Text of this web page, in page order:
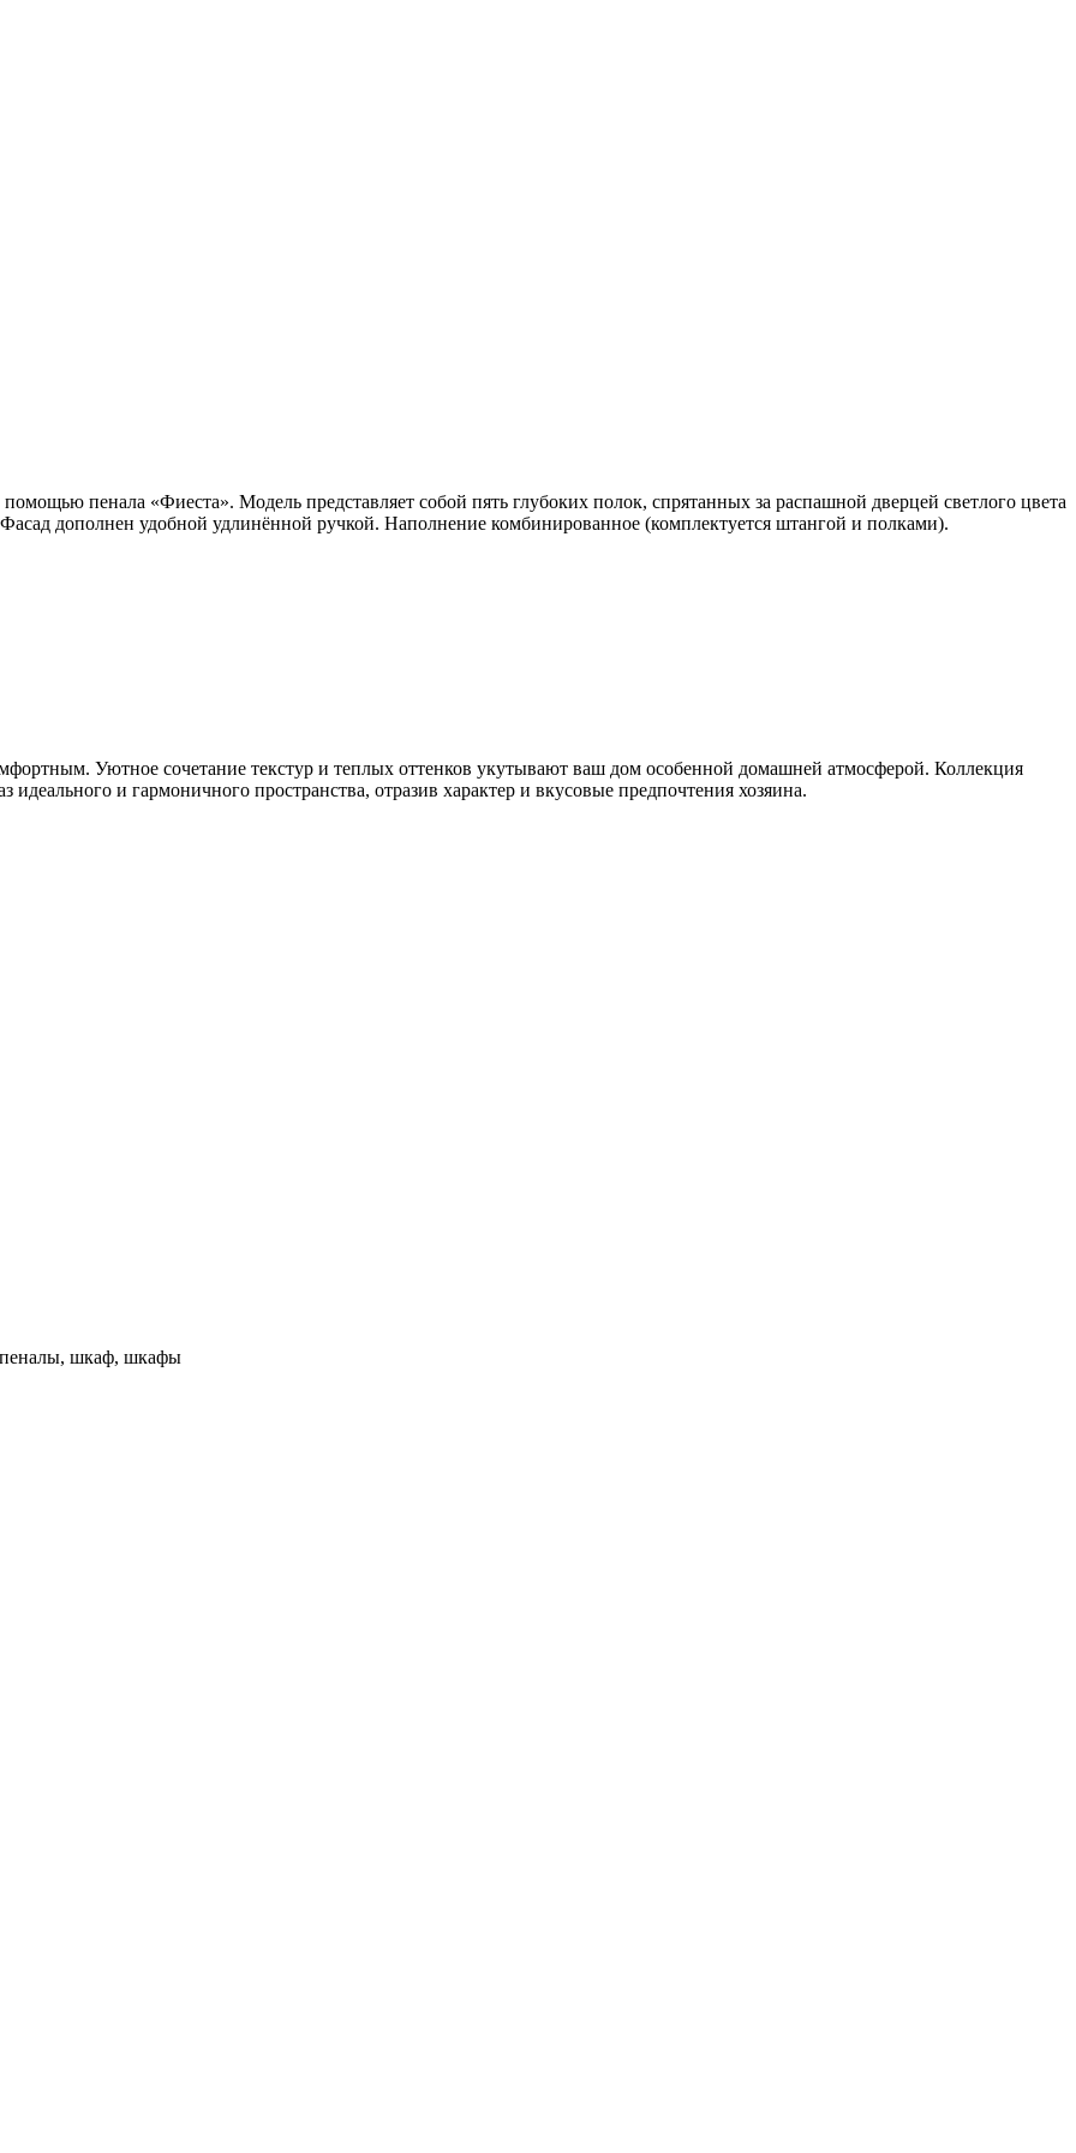
пенала «Фиеста». Модель представляет собой пять глубоких полок, спрятанных за распашной дверцей светлого цвета
дополнен удобной удлинённой ручкой. Наполнение комбинированное (комплектуется штангой и полками).
Уютное сочетание текстур и теплых оттенков укутывают ваш дом особенной домашней атмосферой. Коллекция
и гармоничного пространства, отразив характер и вкусовые предпочтения хозяина.
пеналы, шкаф, шкафы